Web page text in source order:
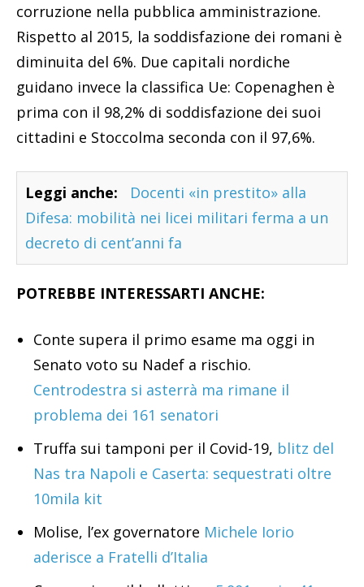
corruzione nella pubblica amministrazione.
Rispetto al 2015, la soddisfazione dei romani è
diminuita del 6%. Due capitali nordiche
guidano invece la classifica Ue: Copenaghen è
prima con il 98,2% di soddisfazione dei suoi
cittadini e Stoccolma seconda con il 97,6%.
Leggi anche:
Docenti «in prestito» alla
Difesa: mobilità nei licei militari ferma a un
decreto di cent’anni fa
POTREBBE INTERESSARTI ANCHE:
Conte supera il primo esame ma oggi in
Senato voto su Nadef a rischio.
Centrodestra si asterrà ma rimane il
problema dei 161 senatori
Truffa sui tamponi per il Covid-19, blitz del
Nas tra Napoli e Caserta: sequestrati oltre
10mila kit
Molise, l’ex governatore Michele Iorio
aderisce a Fratelli d’Italia